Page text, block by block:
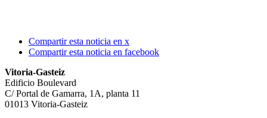
Compartir esta noticia en x
Compartir esta noticia en facebook
Vitoria-Gasteiz
Edificio Boulevard
C/ Portal de Gamarra, 1A, planta 11
01013 Vitoria-Gasteiz